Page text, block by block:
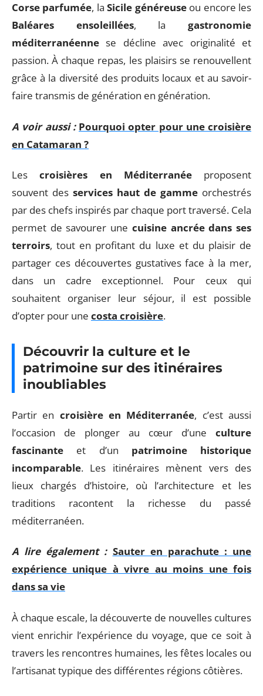
Corse parfumée, laSicile généreuseou encore les
Baléares ensoleillées, lagastronomie
méditerranéenne se décline avec originalité et
passion. À chaque repas, les plaisirs se renouvellent
grâce à la diversité des produits locaux et au savoir-
faire transmis de génération en génération.
A voir aussi : Pourquoi opter pour une croisière
en Catamaran ?
Lescroisières en Méditerranéeproposent
souvent des services haut de gamme orchestrés
par des chefs inspirés par chaque port traversé. Cela
permet de savourer une cuisine ancrée dans ses
terroirs, tout en profitant du luxe et du plaisir de
partager ces découvertes gustatives face à la mer,
dans un cadre exceptionnel. Pour ceux qui
souhaitent organiser leur séjour, il est possible
d’opter pour une costa croisière.
Découvrir la culture et le
patrimoine sur des itinéraires
inoubliables
Partir en croisière en Méditerranée, c’est aussi
l’occasion de plonger au cœur d’une culture
fascinante et d’un patrimoine historique
incomparable. Les itinéraires mènent vers des
lieux chargés d’histoire, où l’architecture et les
traditions racontent la richesse du passé
méditerranéen.
A lire également : Sauter en parachute : une
expérience unique à vivre au moins une fois
dans sa vie
À chaque escale, la découverte de nouvelles cultures
vient enrichir l’expérience du voyage, que ce soit à
travers les rencontres humaines, les fêtes locales ou
l’artisanat typique des différentes régions côtières.